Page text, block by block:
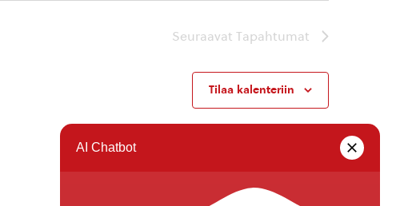
Seuraavat Tapahtumat
Tilaa kalenteriin